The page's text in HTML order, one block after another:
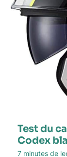
Test du
Codex
7 minutes de